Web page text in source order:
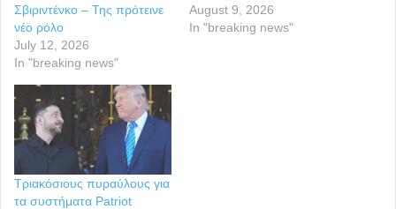
Σβιριντένκο – Της πρότεινε
νέο ρόλο
July 12, 2026
In "breaking news"
August 9, 2026
In "breaking news"
Τριακόσιους πυραύλους για
τα συστήματα Patriot